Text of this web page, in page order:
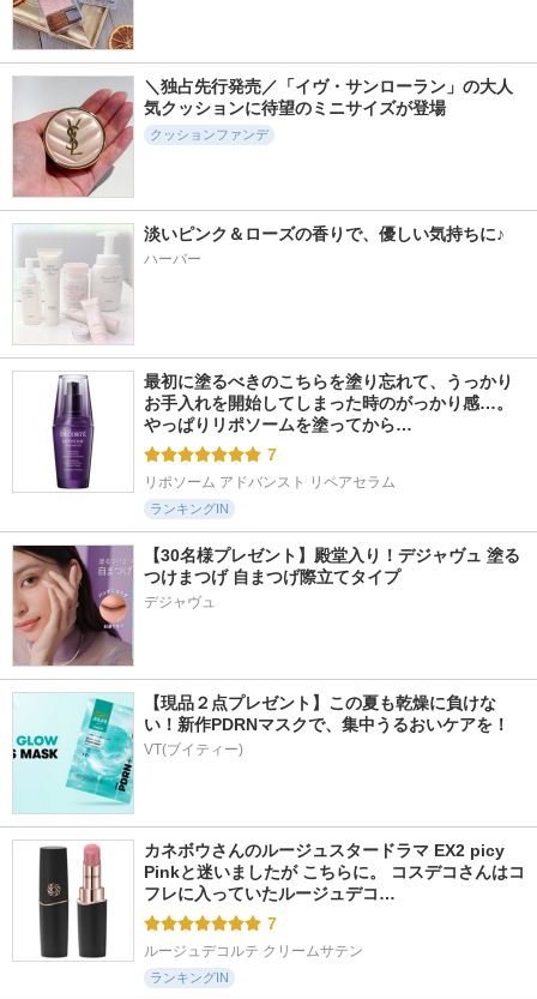
5.2
922件
コンシールブレンダ
ーパレット
LUNA
5.6
2654件
ニベアUV ディープ
プロテクト＆ケア
ジェル
5.7
5841件
タンイドル ウルト
ラ ウェア リキッド
5.8
1104件
ソフトマットプレス
トパウダー
funnyelves 方里 スキンガーディアン LUNA
＼独占先行発売／「イヴ・サンローラン」の大人
気クッションに待望のミニサイズが登場
クッションファンデ
淡いピンク＆ローズの香りで、優しい気持ちに♪
ハーバー
最初に塗るべきのこちらを塗り忘れて、うっかり
お手入れを開始してしまった時のがっかり感…。
やっぱりリポソームを塗ってから…
7
リポソーム アドバンスト リペアセラム
ランキングIN
【30名様プレゼント】殿堂入り！デジャヴュ 塗る
つけまつげ 自まつげ際立てタイプ
デジャヴュ
【現品２点プレゼント】この夏も乾燥に負けな
い！新作PDRNマスクで、集中うるおいケアを！
VT(ブイティー)
カネボウさんのルージュスタードラマ EX2 picy
Pinkと迷いましたが こちらに。 コスデコさんはコ
フレに入っていたルージュデコ…
7
ルージュデコルテ クリームサテン
ランキングIN